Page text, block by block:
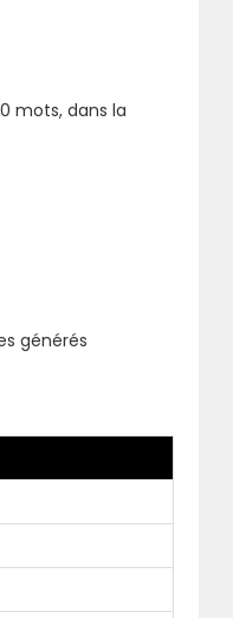
mots, dans la
générés